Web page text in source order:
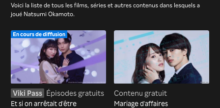
Voici la liste de tous les films, séries et autres contenus dans lesquels a
joué Natsumi Okamoto.
En cours de diffusion
Viki Pass Épisodes gratuits
Et si on arrêtait d'être
Contenu gratuit
Mariage d'affaires